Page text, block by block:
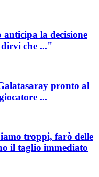
la decisione
che ..."
pronto al
...
troppi, farò delle
il taglio immediato